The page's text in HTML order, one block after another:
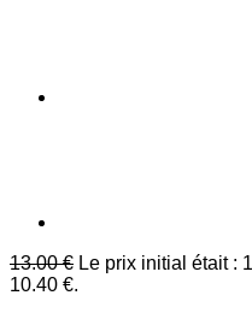
13.00€ Le prix initial était :
10.40 €.